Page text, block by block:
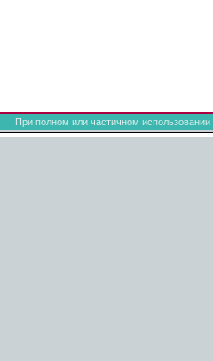
При полном или частичном